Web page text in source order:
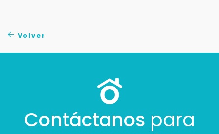
Volver
Contáctanos para
Con estos datos podemos responderte mejor y